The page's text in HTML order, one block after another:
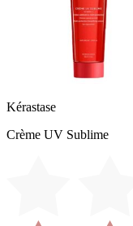
Kérastase
Crème UV Sublime